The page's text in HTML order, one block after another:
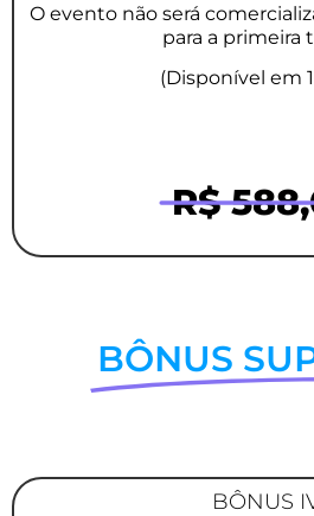
O evento não será
para a primeira
(Disponível em
R$
BÔNUS
BÔNUS